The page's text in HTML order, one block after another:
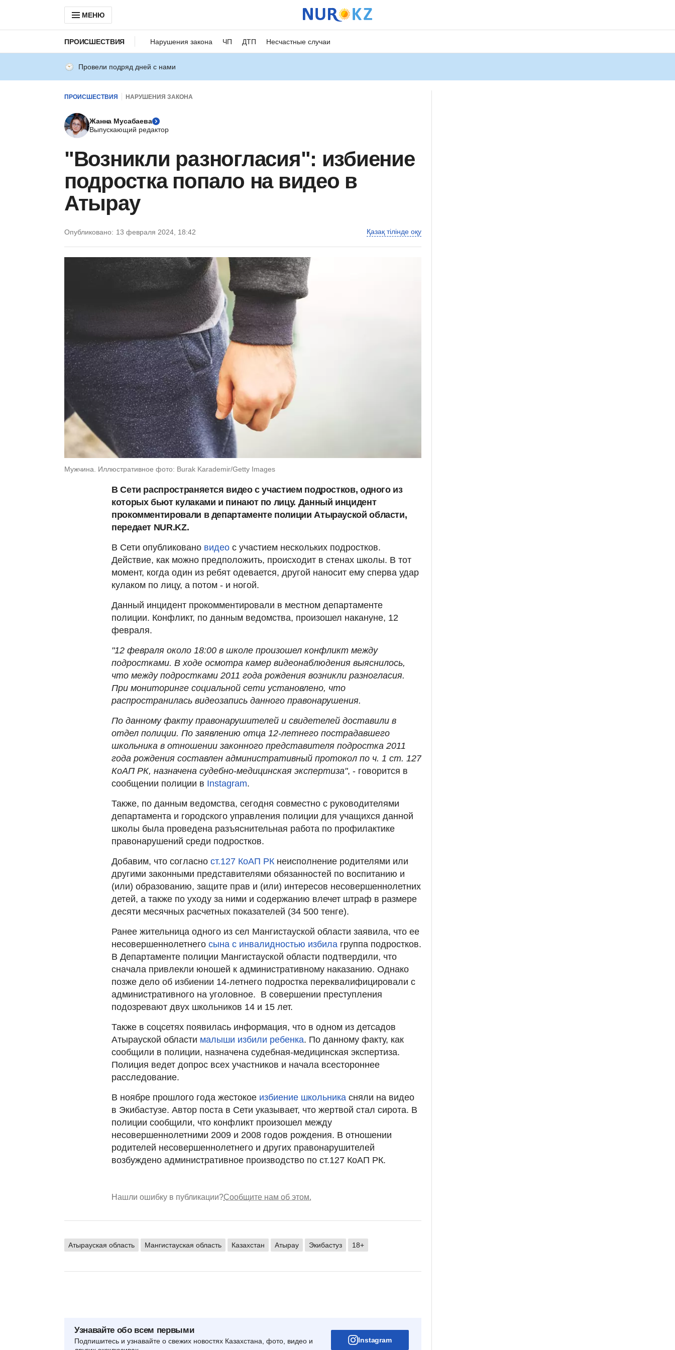
МЕНЮ
ПРОИСШЕСТВИЯ Нарушения закона ЧП ДТП Несчастные случаи
Провели подряд дней с нами
ПРОИСШЕСТВИЯ НАРУШЕНИЯ ЗАКОНА
Жанна Мусабаева
Выпускающий редактор
"Возникли разногласия": избиение
подростка попало на видео в
Атырау
Опубликовано: 13 февраля 2024, 18:42 Қазақ тілінде оқу
Мужчина. Иллюстративное фото: Burak Karademir/Getty Images
В Сети распространяется видео с участием подростков, одного из
которых бьют кулаками и пинают по лицу. Данный инцидент
прокомментировали в департаменте полиции Атырауской области,
передает NUR.KZ.
В Сети опубликовано видео с участием нескольких подростков.
Действие, как можно предположить, происходит в стенах школы. В тот
момент, когда один из ребят одевается, другой наносит ему сперва удар
кулаком по лицу, а потом - и ногой.
Данный инцидент прокомментировали в местном департаменте
полиции. Конфликт, по данным ведомства, произошел накануне, 12
февраля.
"12 февраля около 18:00 в школе произошел конфликт между
подростками. В ходе осмотра камер видеонаблюдения выяснилось,
что между подростками 2011 года рождения возникли разногласия.
При мониторинге социальной сети установлено, что
распространилась видеозапись данного правонарушения.
По данному факту правонарушителей и свидетелей доставили в
отдел полиции. По заявлению отца 12-летнего пострадавшего
школьника в отношении законного представителя подростка 2011
года рождения составлен административный протокол по ч. 1 ст. 127
КоАП РК, назначена судебно-медицинская экспертиза", - говорится в
сообщении полиции в Instagram.
Также, по данным ведомства, сегодня совместно с руководителями
департамента и городского управления полиции для учащихся данной
школы была проведена разъяснительная работа по профилактике
правонарушений среди подростков.
Добавим, что согласно ст.127 КоАП РК неисполнение родителями или
другими законными представителями обязанностей по воспитанию и
(или) образованию, защите прав и (или) интересов несовершеннолетних
детей, а также по уходу за ними и содержанию влечет штраф в размере
десяти месячных расчетных показателей (34 500 тенге).
Ранее жительница одного из сел Мангистауской области заявила, что ее
несовершеннолетнего сына с инвалидностью избила группа подростков.
В Департаменте полиции Мангистауской области подтвердили, что
сначала привлекли юношей к административному наказанию. Однако
позже дело об избиении 14-летнего подростка переквалифицировали с
административного на уголовное. В совершении преступления
подозревают двух школьников 14 и 15 лет.
Также в соцсетях появилась информация, что в одном из детсадов
Атырауской области малыши избили ребенка. По данному факту, как
сообщили в полиции, назначена судебная-медицинская экспертиза.
Полиция ведет допрос всех участников и начала всестороннее
расследование.
В ноябре прошлого года жестокое избиение школьника сняли на видео
в Экибастузе. Автор поста в Сети указывает, что жертвой стал сирота. В
полиции сообщили, что конфликт произошел между
несовершеннолетними 2009 и 2008 годов рождения. В отношении
родителей несовершеннолетнего и других правонарушителей
возбуждено административное производство по ст.127 КоАП РК.
Нашли ошибку в публикации?Сообщите нам об этом.
Атырауская область Мангистауская область Казахстан Атырау Экибастуз 18+
Узнавайте обо всем первыми
Подпишитесь и узнавайте о свежих новостях Казахстана, фото, видео и
Instagram